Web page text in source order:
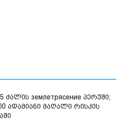
ძალის землетрясение პერუში;
ადამიანი მაღალი რისკის